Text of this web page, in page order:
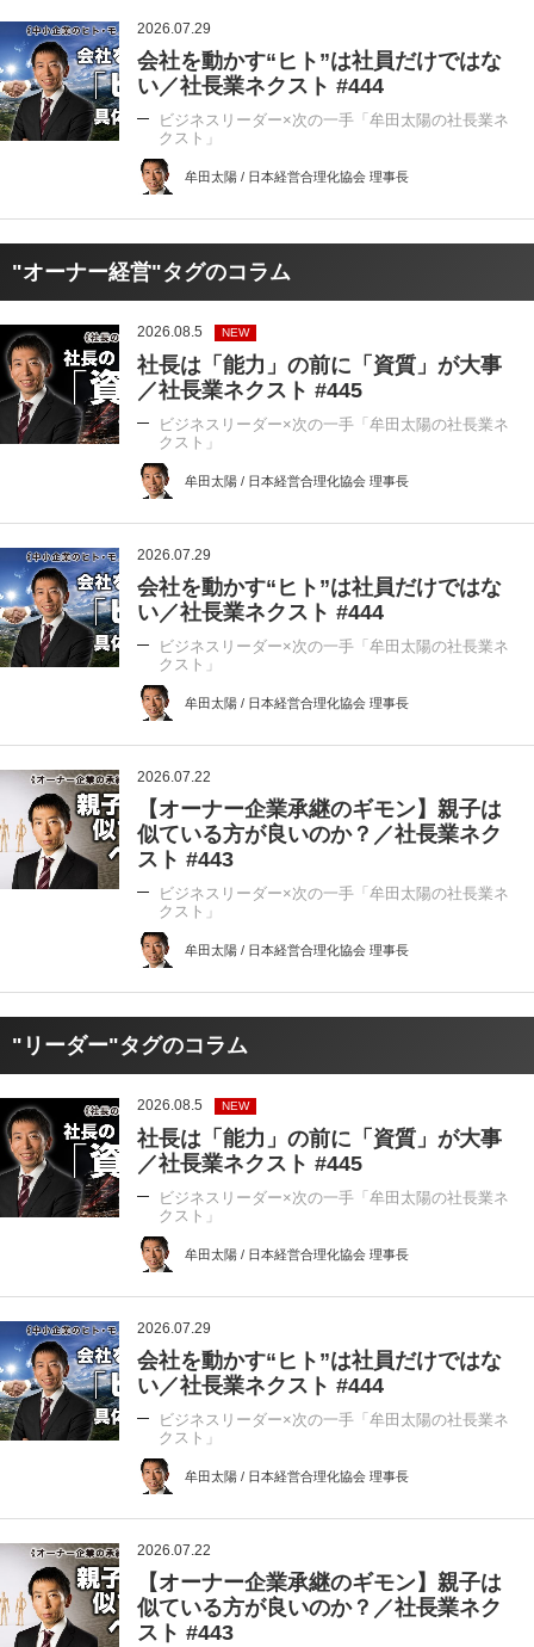
2026.07.29
会社を動かす“ヒト”は社員だけではな
い／社長業ネクスト #444
ビジネスリーダー×次の一手「牟田太陽の社長業ネ
クスト」
牟田太陽 / 日本経営合理化協会 理事長
"オーナー経営"タグのコラム
2026.08.5 NEW
社長は「能力」の前に「資質」が大事
／社長業ネクスト #445
ビジネスリーダー×次の一手「牟田太陽の社長業ネ
クスト」
牟田太陽 / 日本経営合理化協会 理事長
2026.07.29
会社を動かす“ヒト”は社員だけではな
い／社長業ネクスト #444
ビジネスリーダー×次の一手「牟田太陽の社長業ネ
クスト」
牟田太陽 / 日本経営合理化協会 理事長
2026.07.22
【オーナー企業承継のギモン】親子は
似ている方が良いのか？／社長業ネク
スト #443
ビジネスリーダー×次の一手「牟田太陽の社長業ネ
クスト」
牟田太陽 / 日本経営合理化協会 理事長
"リーダー"タグのコラム
2026.08.5 NEW
社長は「能力」の前に「資質」が大事
／社長業ネクスト #445
ビジネスリーダー×次の一手「牟田太陽の社長業ネ
クスト」
牟田太陽 / 日本経営合理化協会 理事長
2026.07.29
会社を動かす“ヒト”は社員だけではな
い／社長業ネクスト #444
ビジネスリーダー×次の一手「牟田太陽の社長業ネ
クスト」
牟田太陽 / 日本経営合理化協会 理事長
2026.07.22
【オーナー企業承継のギモン】親子は
似ている方が良いのか？／社長業ネク
スト #443